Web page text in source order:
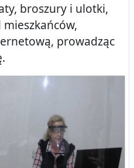
broszury i ulotki,
prowadząc